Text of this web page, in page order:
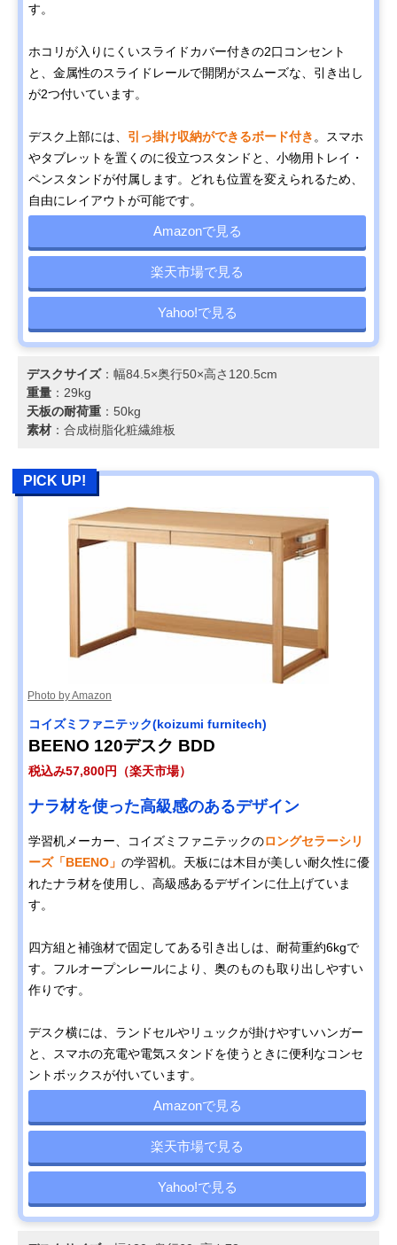
す。
ホコリが入りにくいスライドカバー付きの2口コンセント
と、金属性のスライドレールで開閉がスムーズな、引き出し
が2つ付いています。
デスク上部には、 引っ掛け収納ができるボード付き 。スマホ
やタブレットを置くのに役立つスタンドと、小物用トレイ・
ペンスタンドが付属します。どれも位置を変えられるため、
自由にレイアウトが可能です。
Amazonで見る
楽天市場で見る
Yahoo!で見る
デスクサイズ：幅84.5×奥行50×高さ120.5cm
重量 ：29kg
天板の耐荷重 ：50kg
素材 ：合成樹脂化粧繊維板
PICK UP!
Photo by Amazon
コイズミファニテック(koizumi furnitech)
BEENO 120デスク BDD
税込み57,800円（楽天市場）
ナラ材を使った高級感のあるデザイン
学習机メーカー、コイズミファニテックのロングセラーシリ
ーズ「BEENO」 の学習机。天板には木目が美しい耐久性に優
れたナラ材を使用し、高級感あるデザインに仕上げていま
す。
四方組と補強材で固定してある引き出しは、耐荷重約6kgで
す。フルオープンレールにより、奥のものも取り出しやすい
作りです。
デスク横には、ランドセルやリュックが掛けやすいハンガー
と、スマホの充電や電気スタンドを使うときに便利なコンセ
ントボックスが付いています。
Amazonで見る
楽天市場で見る
Yahoo!で見る